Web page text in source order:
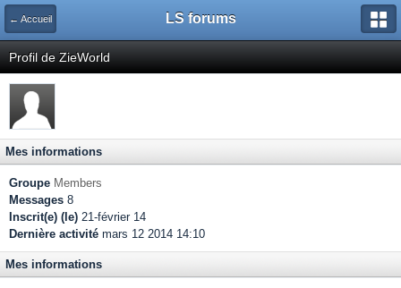
← Accueil LS forums
Profil de ZieWorld
Mes informations
Groupe Members
Messages 8
Inscrit(e) (le) 21-février 14
Dernière activité mars 12 2014 14:10
Mes informations